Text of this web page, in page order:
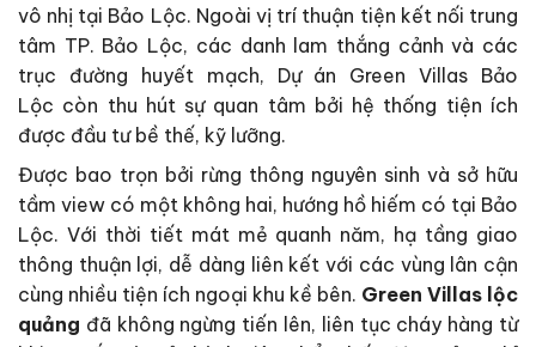
vô nhị tại Bảo Lộc. Ngoài vị trí thuận tiện kết nối trung
tâm TP. Bảo Lộc, các danh lam thắng cảnh và các
trục đường huyết mạch, Dự án Green Villas Bảo
Lộc còn thu hút sự quan tâm bởi hệ thống tiện ích
được đầu tư bề thế, kỹ lưỡng.
Được bao trọn bởi rừng thông nguyên sinh và sở hữu
tầm view có một không hai, hướng hồ hiếm có tại Bảo
Lộc. Với thời tiết mát mẻ quanh năm, hạ tầng giao
thông thuận lợi, dễ dàng liên kết với các vùng lân cận
cùng nhiều tiện ích ngoại khu kề bên. Green Villas lộc
quảng đã không ngừng tiến lên, liên tục cháy hàng từ